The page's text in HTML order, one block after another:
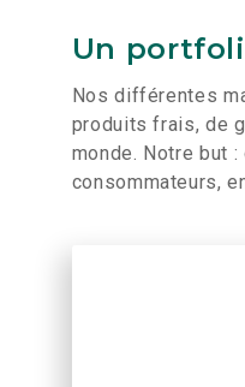
Un
Nos différentes
produits frais, de
monde. Notre but
consommateurs,